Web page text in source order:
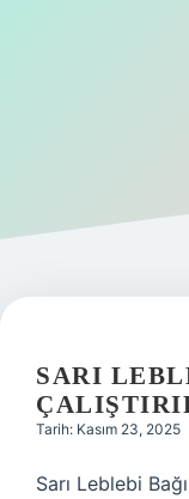
Gizlilik Politikası
Yasal Uyarı
SARI
Tarih: Kasım 23, 2025
Sarı Leblebi